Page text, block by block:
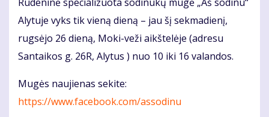
Alytuje vyks tik vieną dieną – jau šį sekmadienį,
rugsėjo 26 dieną, Moki-veži aikštelėje (adresu
Santaikos g. 26R, Alytus ) nuo 10 iki 16 valandos.
Mugės naujienas sekite:
https://www.facebook.com/assodinu